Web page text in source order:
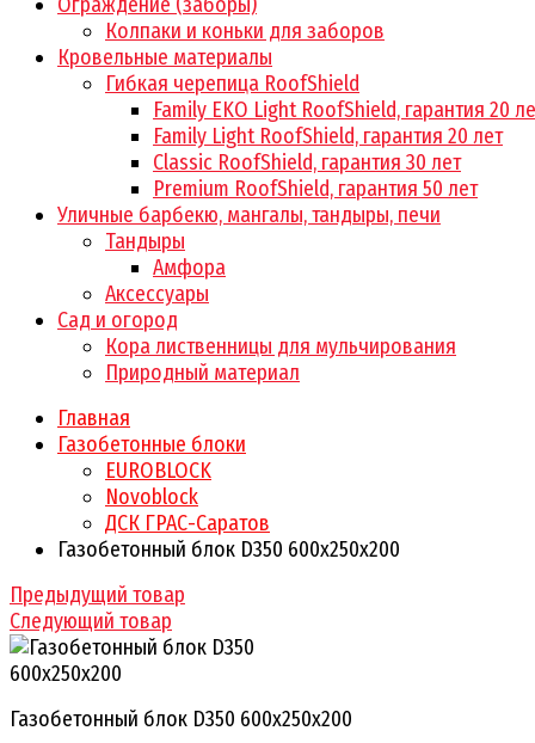
Колпаки и коньки для заборов
Кровельные материалы
Гибкая черепица RoofShield
Family EKO Light RoofShield, гарантия 20
Family Light RoofShield, гарантия 20 лет
Classic RoofShield, гарантия 30 лет
Premium RoofShield, гарантия 50 лет
Уличные барбекю, мангалы, тандыры, печи
Тандыры
Амфора
Аксессуары
Сад и огород
Кора лиственницы для мульчирования
Природный материал
Главная
Газобетонные блоки
EUROBLOCK
Novoblock
ДСК ГРАС-Саратов
Газобетонный блок D350 600х250х200
Предыдущий товар
Следующий товар
Газобетонный блок D350 600х250х200